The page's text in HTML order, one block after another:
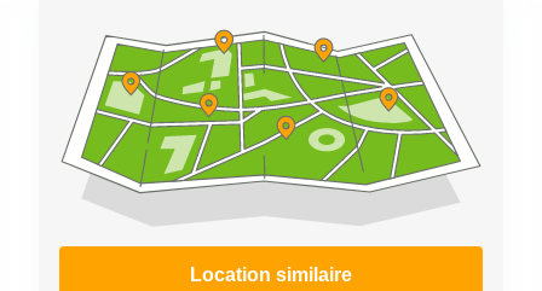
Location similaire